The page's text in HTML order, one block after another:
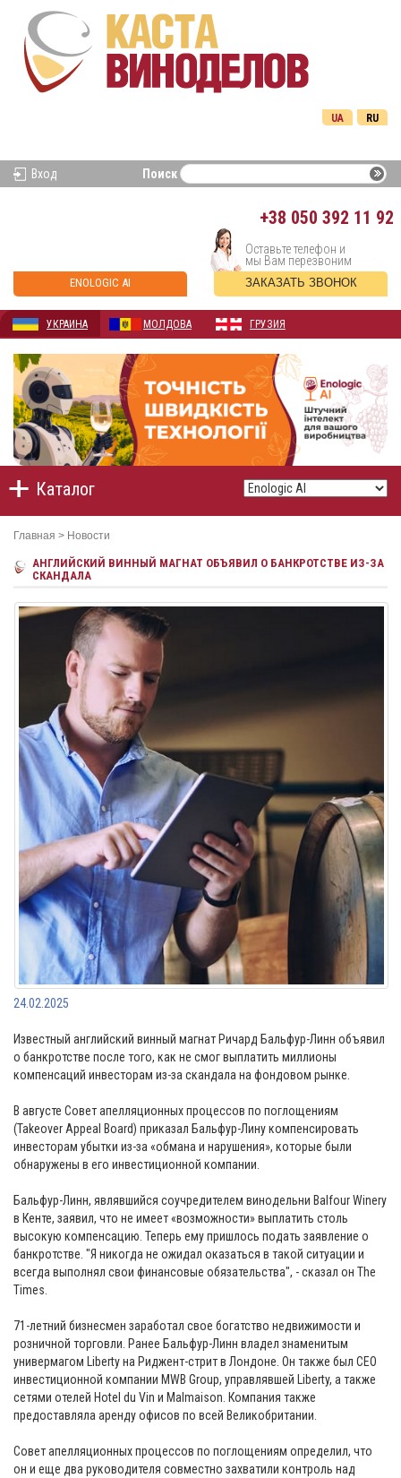
RU
UA
Вход Поиск
+38 050 392 11 92
ENOLOGIC AI
Оставьте телефон и
мы Вам перезвоним
ЗАКАЗАТЬ ЗВОНОК
УКРАИНА МОЛДОВА ГРУЗИЯ
Каталог
Главная > Новости
АНГЛИЙСКИЙ ВИННЫЙ МАГНАТ ОБЪЯВИЛ О БАНКРОТСТВЕ ИЗ-ЗА
СКАНДАЛА
24.02.2025
Известный английский винный магнат Ричард Бальфур-Линн объявил
о банкротстве после того, как не смог выплатить миллионы
компенсаций инвесторам из-за скандала на фондовом рынке.
В августе Совет апелляционных процессов по поглощениям
(Takeover Appeal Board) приказал Бальфур-Лину компенсировать
инвесторам убытки из-за «обмана и нарушения», которые были
обнаружены в его инвестиционной компании.
Бальфур-Линн, являвшийся соучредителем винодельни Balfour Winery
в Кенте, заявил, что не имеет «возможности» выплатить столь
высокую компенсацию. Теперь ему пришлось подать заявление о
банкротстве. "Я никогда не ожидал оказаться в такой ситуации и
всегда выполнял свои финансовые обязательства", - сказал он The
Times.
71-летний бизнесмен заработал свое богатство недвижимости и
розничной торговли. Ранее Бальфур-Линн владел знаменитым
универмагом Liberty на Риджент-стрит в Лондоне. Он также был CEO
инвестиционной компании MWB Group, управлявшей Liberty, а также
сетями отелей Hotel du Vin и Malmaison. Компания также
предоставляла аренду офисов по всей Великобритании.
Совет апелляционных процессов по поглощениям определил, что
он и еще два руководителя совместно захватили контроль над